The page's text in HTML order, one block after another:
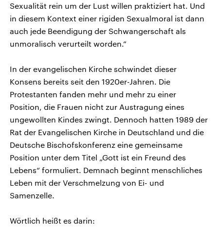
Sexualität rein um der Lust willen praktiziert hat. Und
in diesem Kontext einer rigiden Sexualmoral ist dann
auch jede Beendigung der Schwangerschaft als
unmoralisch verurteilt worden.“
In der evangelischen Kirche schwindet dieser
Konsens bereits seit den 1920er-Jahren. Die
Protestanten fanden mehr und mehr zu einer
Position, die Frauen nicht zur Austragung eines
ungewollten Kindes zwingt. Dennoch hatten 1989 der
Rat der Evangelischen Kirche in Deutschland und die
Deutsche Bischofskonferenz eine gemeinsame
Position unter dem Titel „Gott ist ein Freund des
Lebens“ formuliert. Demnach beginnt menschliches
Leben mit der Verschmelzung von Ei- und
Samenzelle.
Wörtlich heißt es darin: